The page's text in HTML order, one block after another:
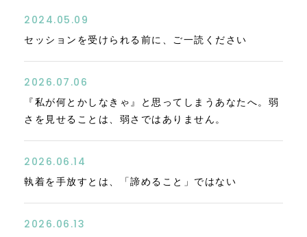
2024.05.09
セッションを受けられる前に、ご一読ください
2026.07.06
『私が何とかしなきゃ』と思ってしまうあなたへ。弱
さを見せることは、弱さではありません。
2026.06.14
執着を手放すとは、「諦めること」ではない
2026.06.13